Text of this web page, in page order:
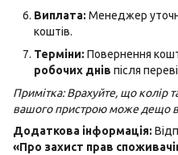
Виплата: Менеджер
коштів.
Терміни: Повернення
робочих днів після
Примітка: Врахуйте, що колір
вашого пристрою може дещо
Додаткова інформація:
«Про захист прав